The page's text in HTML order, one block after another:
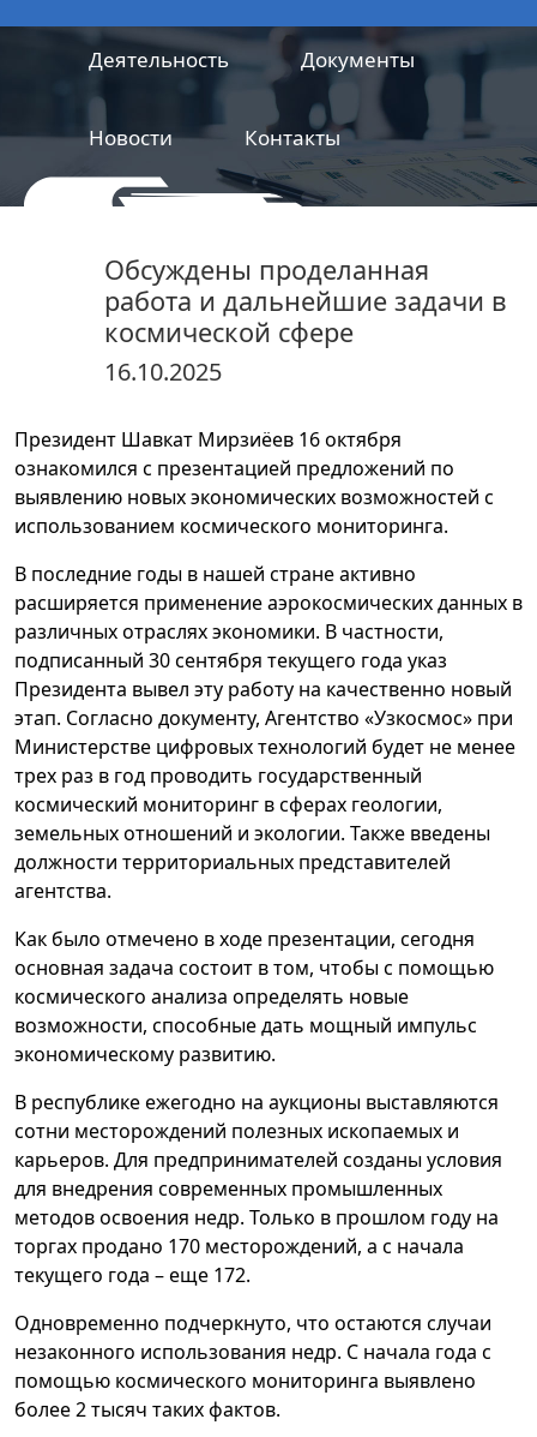
Деятельность Документы
Новости Контакты
железнодорожной продукции
Обсуждены проделанная
работа и дальнейшие задачи в
космической сфере
16.10.2025
Президент Шавкат Мирзиёев 16 октября
ознакомился с презентацией предложений по
выявлению новых экономических возможностей с
использованием космического мониторинга.
В последние годы в нашей стране активно
расширяется применение аэрокосмических данных в
различных отраслях экономики. В частности,
подписанный 30 сентября текущего года указ
Президента вывел эту работу на качественно новый
этап. Согласно документу, Агентство «Узкосмос» при
Министерстве цифровых технологий будет не менее
трех раз в год проводить государственный
космический мониторинг в сферах геологии,
земельных отношений и экологии. Также введены
должности территориальных представителей
агентства.
Как было отмечено в ходе презентации, сегодня
основная задача состоит в том, чтобы с помощью
космического анализа определять новые
возможности, способные дать мощный импульс
экономическому развитию.
В республике ежегодно на аукционы выставляются
сотни месторождений полезных ископаемых и
карьеров. Для предпринимателей созданы условия
для внедрения современных промышленных
методов освоения недр. Только в прошлом году на
торгах продано 170 месторождений, а с начала
текущего года – еще 172.
Одновременно подчеркнуто, что остаются случаи
незаконного использования недр. С начала года с
помощью космического мониторинга выявлено
более 2 тысяч таких фактов.